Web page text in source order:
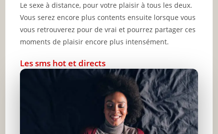
Le sexe à distance, pour votre plaisir à tous les deux.
Vous serez encore plus contents ensuite lorsque vous
vous retrouverez pour de vrai et pourrez partager ces
moments de plaisir encore plus intensément.
Les sms hot et directs